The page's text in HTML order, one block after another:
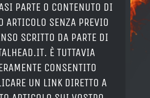
PARTE O CONTENUTO DI
ARTICOLO SENZA PREVIO
SCRITTO DA PARTE DI
È TUTTAVIA
CONSENTITO
UN LINK DIRETTO A